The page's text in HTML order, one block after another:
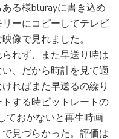
る様blurayに書き込め
ーにコピーしてテレビ
像で見れました。
れず、また早送り時は
、だから時計を見て適
ればまた早送るの繰り
する時ピットレートの
ておかないと再生時画
見づらかった。評価は